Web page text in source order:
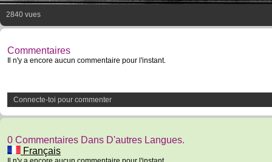
2840 vues
Commentaires
Il n'y a encore aucun commentaire pour l'instant.
Connecte-toi pour commenter
0 Commentaires Dans D'autres Langues.
Français